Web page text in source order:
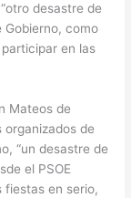
desastre de
Gobierno, como
en las
Mateos de
organizados de
“un desastre de
el PSOE
fiestas en serio,